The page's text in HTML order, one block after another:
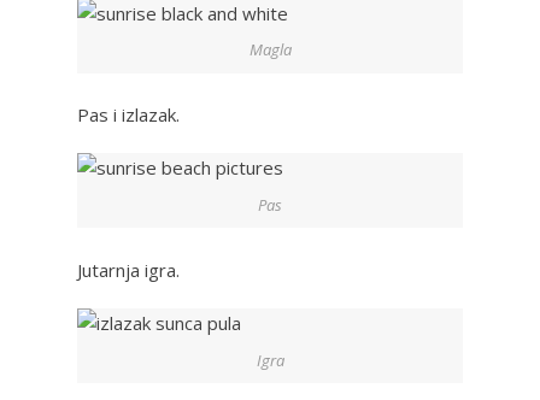
Magla
Pas i izlazak.
Pas
Jutarnja igra.
Igra